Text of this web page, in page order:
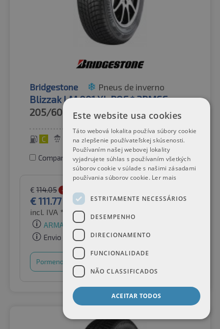
Bridgestone Pneus de inverno
Blizzak LM 001 XL ROF * 3PMSF
205/60R16 96H
C 72 dB
Comparar pneus
€ 114.05 -2%
€111.77
incl. IVA * por Auto-Raifen GmbH
ARMAZÉM BAIXO
Envio gratuito
Pormenores
Este website usa cookies
Táto webová lokalita používa súbory cookie
na zlepšenie používateľskej skúsenosti.
Používaním našej webovej lokality
vyjadrujete súhlas s používaním všetkých
súborov cookie v súlade s našimi zásadami
používania súborov cookie. Ler mais
ESTRITAMENTE NECESSÁRIOS
DESEMPENHO
DIRECIONAMENTO
FUNCIONALIDADE
NÃO CLASSIFICADOS
ACEITAR TODOS